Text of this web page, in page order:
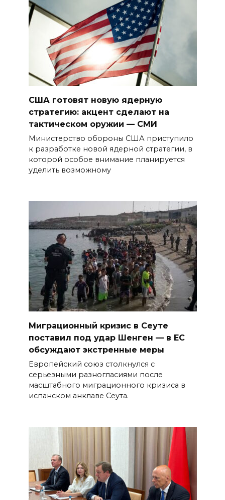
США готовят новую ядерную
стратегию: акцент сделают на
тактическом оружии — СМИ
Министерство обороны США приступило
к разработке новой ядерной стратегии, в
которой особое внимание планируется
уделить возможному
Миграционный кризис в Сеуте
поставил под удар Шенген — в ЕС
обсуждают экстренные меры
Европейский союз столкнулся с
серьезными разногласиями после
масштабного миграционного кризиса в
испанском анклаве Сеута.